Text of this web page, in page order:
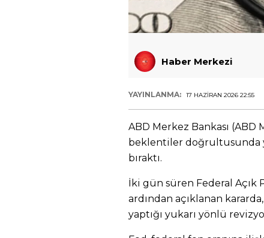
Haber Merkezi
YAYINLANMA: 17 HAZIRAN 2026 22:55
ABD Merkez Bankası (ABD
beklentiler doğrultusunda
bıraktı.
İki gün süren Federal Açık
ardından açıklanan
yaptığı yukarı yönlü